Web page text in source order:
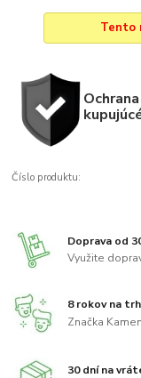
Tento
Ochrana
Číslo produktu:
Doprava od
Využite
8 rokov na
Značka
30 dní na